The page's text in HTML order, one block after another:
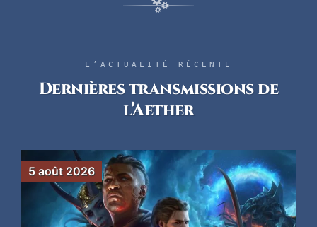
L’ACTUALITÉ RÉCENTE
Dernières transmissions de
l’Aether
5 août 2026